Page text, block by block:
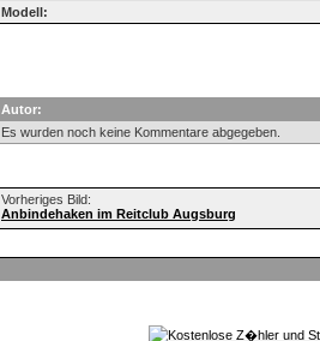
Modell:
Autor:
Es wurden noch keine Kommentare abgegeben.
Vorheriges Bild:
Anbindehaken im Reitclub Augsburg